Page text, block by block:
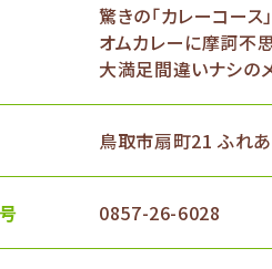
驚きの「カレーコース
オムカレーに摩訶不
大満足間違いナシの
鳥取市扇町21 ふれ
0857-26-6028